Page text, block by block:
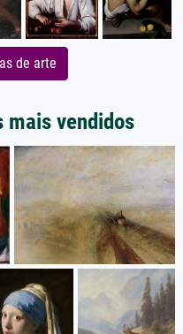
de arte
mais vendidos